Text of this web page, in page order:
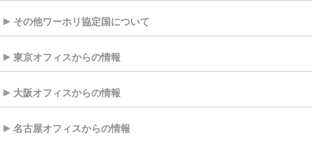
その他ワーホリ協定国について
東京オフィスからの情報
大阪オフィスからの情報
名古屋オフィスからの情報